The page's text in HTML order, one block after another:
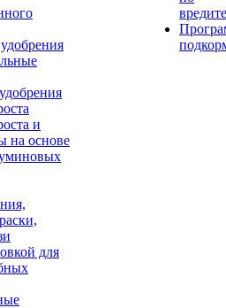
и
на основе
для